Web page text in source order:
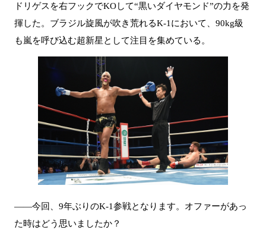
ドリゲスを右フックでKOして“黒いダイヤモンド”の力を発
揮した。ブラジル旋風が吹き荒れるK-1において、90kg級
も嵐を呼び込む超新星として注目を集めている。
――今回、9年ぶりのK-1参戦となります。オファーがあっ
た時はどう思いましたか？